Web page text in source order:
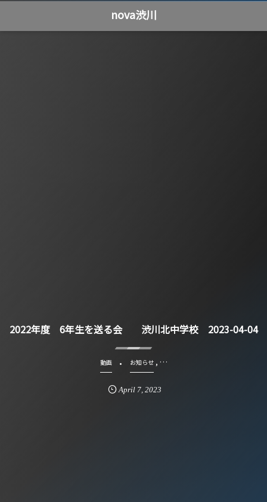
nova渋川
2022年度 6年生を送る会 渋川北中学校 2023-04-04
動画 お知らせ, …
April 7, 2023